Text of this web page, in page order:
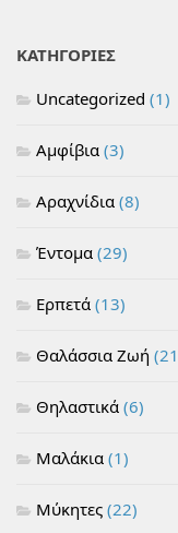
ΚΑΤΗΓΟΡΙΕΣ
Uncategorized (1)
Αμφίβια (3)
Αραχνίδια (8)
Έντομα (29)
Ερπετά (13)
Θαλάσσια Ζωή
Θηλαστικά (6)
Μαλάκια (1)
Μύκητες (22)